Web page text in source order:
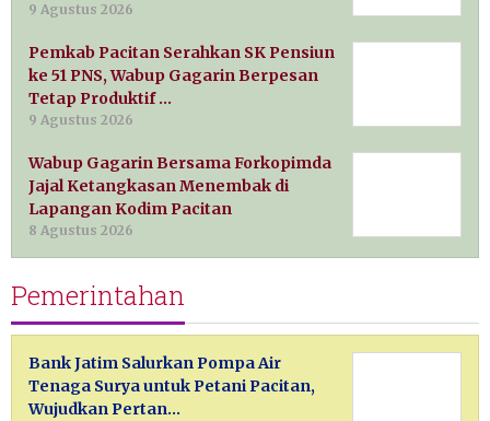
9 Agustus 2026
Pemkab Pacitan Serahkan SK Pensiun
ke 51 PNS, Wabup Gagarin Berpesan
Tetap Produktif …
9 Agustus 2026
Wabup Gagarin Bersama Forkopimda
Jajal Ketangkasan Menembak di
Lapangan Kodim Pacitan
8 Agustus 2026
Pemerintahan
Bank Jatim Salurkan Pompa Air
Tenaga Surya untuk Petani Pacitan,
Wujudkan Pertan…